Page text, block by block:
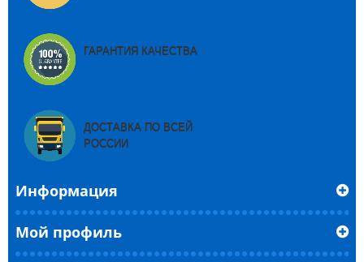
ГАРАНТИЯ КАЧЕСТВА
ДОСТАВКА ПО ВСЕЙ
РОССИИ
Информация
Мой профиль